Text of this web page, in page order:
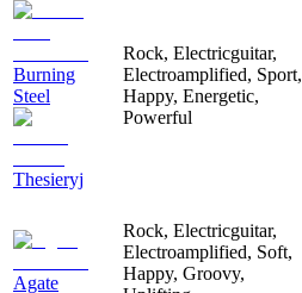
Burning
Steel
Thesieryj
Rock, Electricguitar,
Electroamplified, Sport,
Happy, Energetic,
Powerful
Agate
Rock, Electricguitar,
Electroamplified, Soft,
Happy, Groovy,